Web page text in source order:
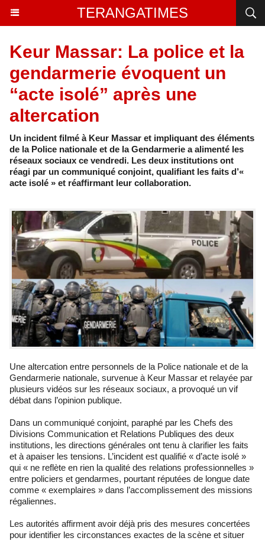
TERANGATIMES
Keur Massar: La police et la
gendarmerie évoquent un
“acte isolé” après une
altercation
Un incident filmé à Keur Massar et impliquant des éléments
de la Police nationale et de la Gendarmerie a alimenté les
réseaux sociaux ce vendredi. Les deux institutions ont
réagi par un communiqué conjoint, qualifiant les faits d’«
acte isolé » et réaffirmant leur collaboration.
Une altercation entre personnels de la Police nationale et de la
Gendarmerie nationale, survenue à Keur Massar et relayée par
plusieurs vidéos sur les réseaux sociaux, a provoqué un vif
débat dans l’opinion publique.
Dans un communiqué conjoint, paraphé par les Chefs des
Divisions Communication et Relations Publiques des deux
institutions, les directions générales ont tenu à clarifier les faits
et à apaiser les tensions. L’incident est qualifié « d’acte isolé »
qui « ne reflète en rien la qualité des relations professionnelles »
entre policiers et gendarmes, pourtant réputées de longue date
comme « exemplaires » dans l’accomplissement des missions
régaliennes.
Les autorités affirment avoir déjà pris des mesures concertées
pour identifier les circonstances exactes de la scène et situer